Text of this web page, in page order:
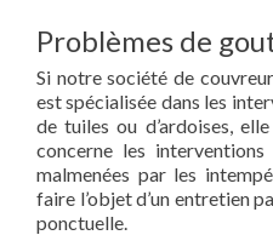
Problèmes de
Si notre société de
est spécialisée dans les
de tuiles ou d’ardoises,
concerne les
malmenées par les
faire l’objet d’un entretien
ponctuelle.